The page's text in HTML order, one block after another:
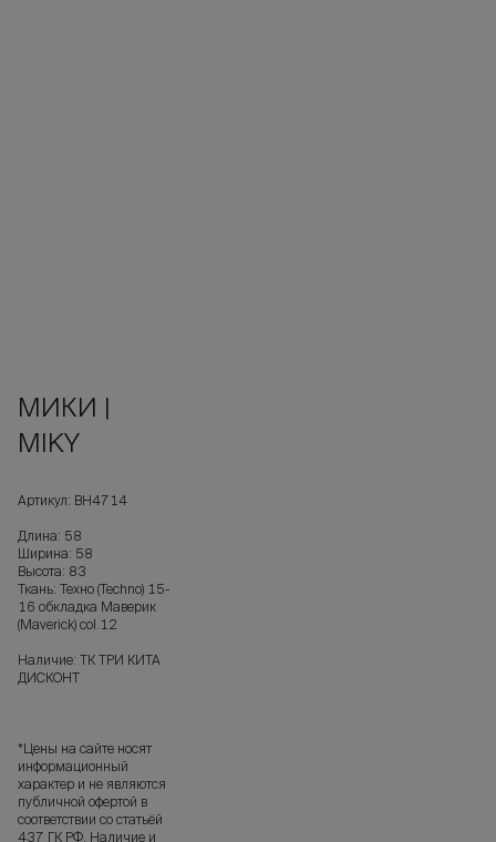
МИКИ |
MIKY
Артикул: ВН4714
Длина: 58
Ширина: 58
Высота: 83
Ткань: Техно (Techno) 15-
16 обкладка Маверик
(Maverick) col.12
Наличие: ТК ТРИ КИТА
ДИСКОНТ
*Цены на сайте носят
информационный
характер и не являются
публичной офертой в
соответствии со статьёй
437 ГК РФ. Наличие и